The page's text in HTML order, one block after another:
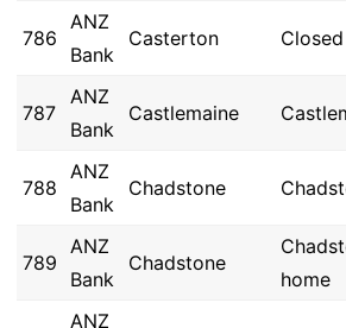
786
ANZ
Bank
Casterton Closed
787
ANZ
Bank
Castlemaine
788
ANZ
Bank
Chadstone
789
ANZ
Bank
Chadstone
home
ANZ